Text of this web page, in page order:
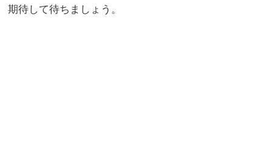
期待して待ちましょう。